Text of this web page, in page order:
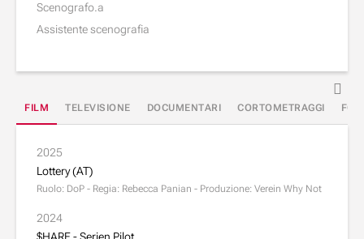
Scenografo.a
Assistente scenografia
FILM TELEVISIONE DOCUMENTARI CORTOMETRAGGI
2025
Lottery (AT)
Ruolo: DoP - Regia: Rebecca Panian - Produzione: Verein Why Not
2024